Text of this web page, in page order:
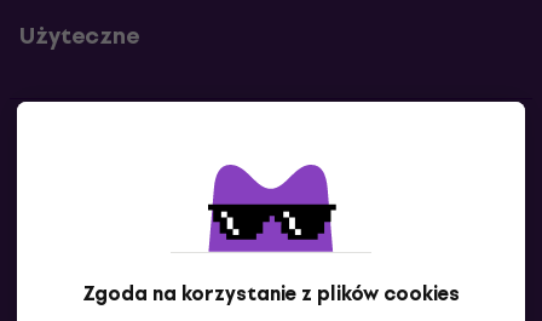
Zgoda na korzystanie z plików cookies
Użyteczne
Skontaktuj się z nami